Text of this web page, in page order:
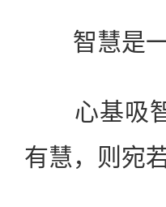
智慧是一
心基吸智
有慧，则宛